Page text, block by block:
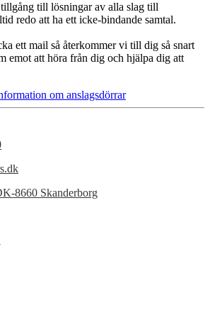
till lösningar av alla slag till
redo att ha ett icke-bindande samtal.
ett mail så återkommer vi till dig så snart
emot att höra från dig och hjälpa dig att
om anslagsdörrar
8660 Skanderborg